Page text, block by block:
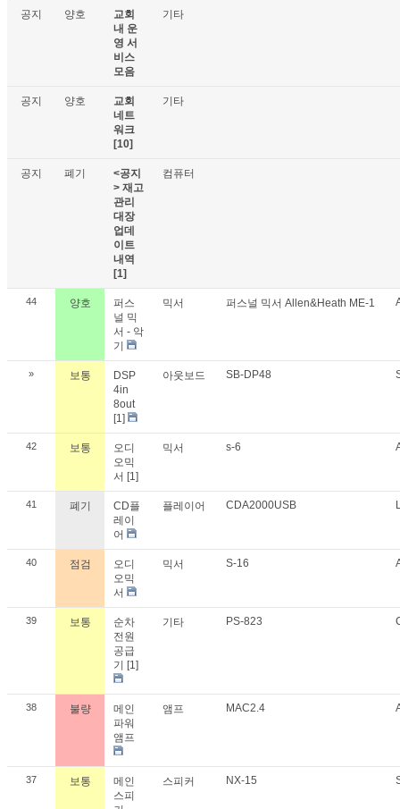
공지 양호
교회
내 운
영 서
비스
모음
기타
공지 양호
교회
네트
워크
[10]
기타
공지 폐기
<공지
> 재고
관리
대장
업데
이트
내역
[1]
컴퓨터
44 양호
퍼스
널 믹
서 - 악
기
믹서 퍼스널 믹서 Allen&Heath ME-1
» 보통
DSP
4in
8out
[1]
아웃보드 SB-DP48
42 보통
오디
오믹
서 [1]
믹서 s-6
41 폐기
CD플
레이
어
플레이어 CDA2000USB
40 점검
오디
오믹
서
믹서 S-16
39 보통
순차
전원
공급
기
[1]
기타 PS-823
38 불량
메인
파워
앰프
앰프 MAC2.4
37 보통
메인
스피
스피커 NX-15